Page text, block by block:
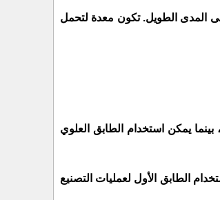
المدى الطويل. تكون معدة لتحمل
يمكن استخدام الطابق العلوي
الطابق الأول لعمليات التصنيع